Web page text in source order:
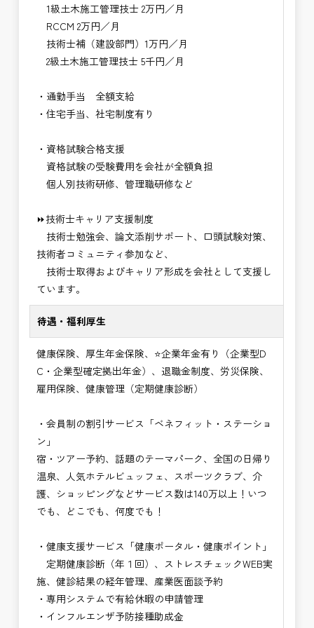
1級土木施工管理技士 2万円／月
RCCM 2万円／月
技術士補（建設部門）1万円／月
2級土木施工管理技士 5千円／月
・通勤手当 全額支給
・住宅手当、社宅制度有り
・資格試験合格支援
資格試験の受験費用を会社が全額負担
個人別技術研修、管理職研修など
⏩技術士キャリア支援制度
技術士勉強会、論文添削サポート、口頭試験対策、
技術者コミュニティ参加など、
技術士取得およびキャリア形成を会社として支援し
ています。
待遇・福利厚生
健康保険、厚生年金保険、⭐企業年金有り（企業型D
C・企業型確定拠出年金）、退職金制度、労災保険、
雇用保険、健康管理（定期健康診断）
・会員制の割引サービス「ベネフィット・ステーショ
ン」
宿・ツアー予約、話題のテーマパーク、全国の日帰り
温泉、人気ホテルビュッフェ、スポーツクラブ、介
護、ショッピングなどサービス数は140万以上！いつ
でも、どこでも、何度でも！
・健康支援サービス「健康ポータル・健康ポイント」
定期健康診断（年１回）、ストレスチェックWEB実
施、健診結果の経年管理、産業医面談予約
・専用システムで有給休暇の申請管理
・インフルエンザ予防接種助成⾦